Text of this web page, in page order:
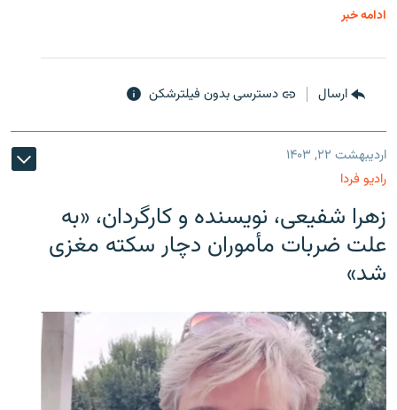
ادامه خبر
ارسال دسترسی بدون فیلترشکن
اردیبهشت ۲۲, ۱۴۰۳
رادیو فردا
زهرا شفیعی، نویسنده و کارگردان، «به
علت ضربات مأموران دچار سکته مغزی
شد»